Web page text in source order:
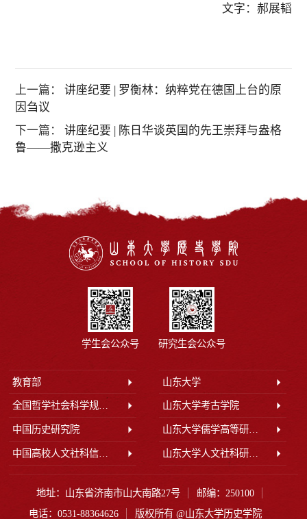
文字：郝展韬
上一篇：
讲座纪要 | 罗衡林：纳粹党在德国上台的原
因刍议
下一篇：
讲座纪要 | 陈日华谈英国的先王崇拜与盎格
鲁——撒克逊主义
学生会公众号 研究生会公众号
教育部 山东大学
全国哲学社会科学规划办公室 山东大学考古学院
中国历史研究院 山东大学儒学高等研究院
中国高校人文社科信息网 山东大学人文社科研究院
地址：山东省济南市山大南路27号
邮编：250100
电话：0531-88364626
版权所有 @山东大学历史学院